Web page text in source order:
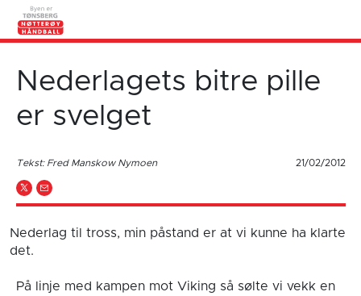
Nederlagets bitre pille
er svelget
Tekst: Fred Manskow Nymoen 21/02/2012
Nederlag til tross, min påstand er at vi kunne ha klarte
det.
På linje med kampen mot Viking så sølte vi vekk en